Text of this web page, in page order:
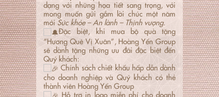
dạng với những họa tiết sang trọng, với
mong muốn gửi gắm lời chúc một năm
mới Sức khỏe – An lành – Thịnh vượng.
Đặc biệt, khi mua bộ quà tặng
“Hương Quê Vị Xuân”, Hoàng Yến Group
sẽ dành tặng những ưu đãi đặc biệt đến
Quý khách:
Chính sách chiết khấu hấp dẫn dành
cho doanh nghiệp và Quý khách có thẻ
thành viên Hoàng Yến Group
Hỗ trợ in logo miễn phí cho doanh